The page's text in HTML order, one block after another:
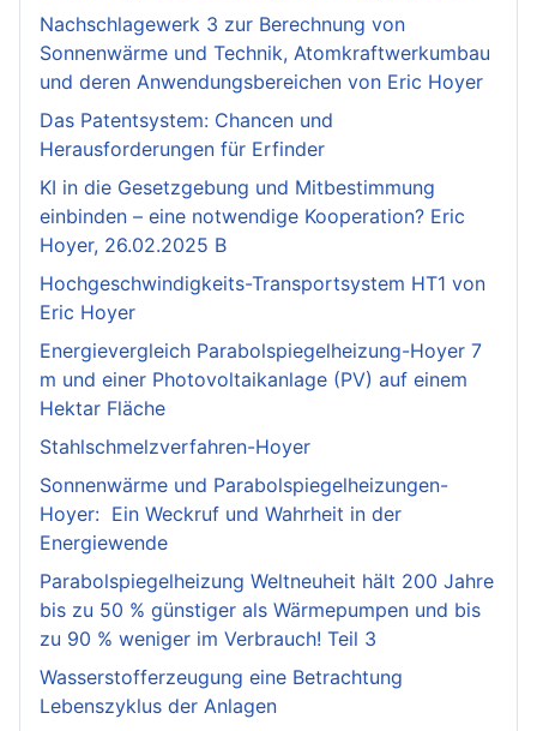
Nachschlagewerk 3 zur Berechnung von
Sonnenwärme und Technik, Atomkraftwerkumbau
und deren Anwendungsbereichen von Eric Hoyer
Das Patentsystem: Chancen und
Herausforderungen für Erfinder
KI in die Gesetzgebung und Mitbestimmung
einbinden – eine notwendige Kooperation? Eric
Hoyer, 26.02.2025 B
Hochgeschwindigkeits-Transportsystem HT1 von
Eric Hoyer
Energievergleich Parabolspiegelheizung-Hoyer 7
m und einer Photovoltaikanlage (PV) auf einem
Hektar Fläche
Stahlschmelzverfahren-Hoyer
Sonnenwärme und Parabolspiegelheizungen-
Hoyer: Ein Weckruf und Wahrheit in der
Energiewende
Parabolspiegelheizung Weltneuheit hält 200 Jahre
bis zu 50 % günstiger als Wärmepumpen und bis
zu 90 % weniger im Verbrauch! Teil 3
Wasserstofferzeugung eine Betrachtung
Lebenszyklus der Anlagen